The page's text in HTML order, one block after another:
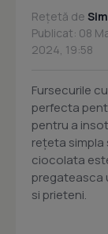
Rețetă de
Publicat: 08
2024, 19:58
Fursecurile
perfecta
pentru a
rețeta simpla
ciocolata
pregateasca
si prieteni.